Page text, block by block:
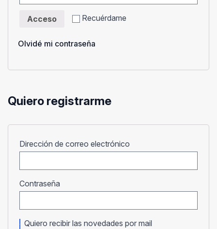
Recuérdame
Acceso
Olvidé mi contraseña
Quiero registrarme
Dirección de correo electrónico
Contraseña
Quiero recibir las novedades por mail